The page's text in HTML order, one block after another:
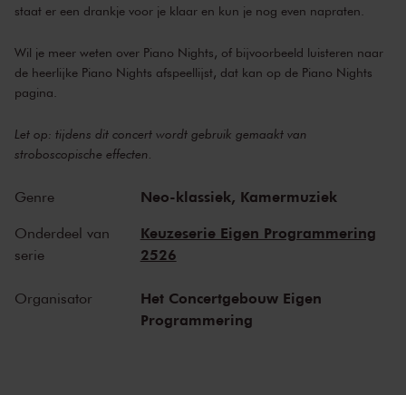
staat er een drankje voor je klaar en kun je nog even napraten.
Wil je meer weten over Piano Nights, of bijvoorbeeld luisteren naar
de heerlijke Piano Nights afspeellijst, dat kan op de Piano Nights
pagina
Let op: tijdens dit concert wordt gebruik gemaakt van
stroboscopische effecten.
Genre Neo-klassiek, Kamermuziek
Onderdeel van
serie
Keuzeserie Eigen Programmering
2526
Organisator
Het Concertgebouw Eigen
Programmering